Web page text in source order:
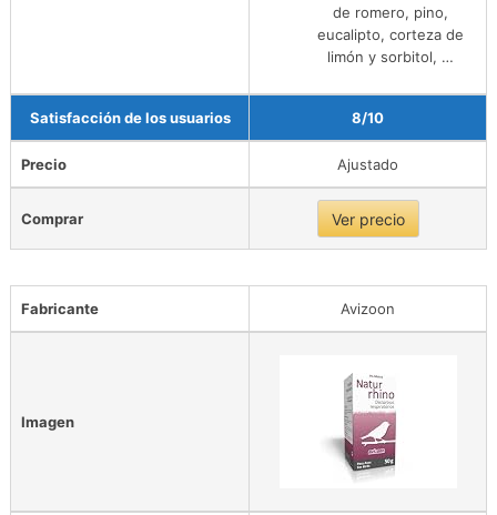
de romero, pino,
eucalipto, corteza de
limón y sorbitol, …
Satisfacción de los usuarios 8/10
Precio Ajustado
Comprar Ver precio
Fabricante Avizoon
Imagen